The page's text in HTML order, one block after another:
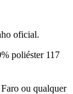
oficial.
poliéster 117
ou qualquer